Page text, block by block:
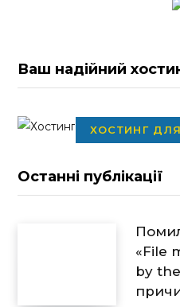
Ваш надійний
ХОСТИНГ ДЛЯ
Останні публікації
«File
by